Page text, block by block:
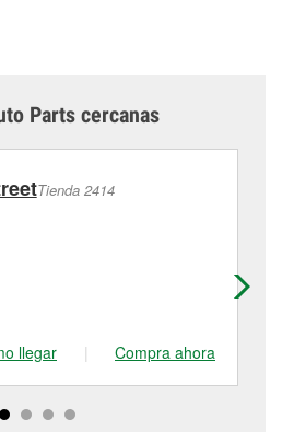
Parts cercanas
Tienda 2414
llegar | Compra ahora